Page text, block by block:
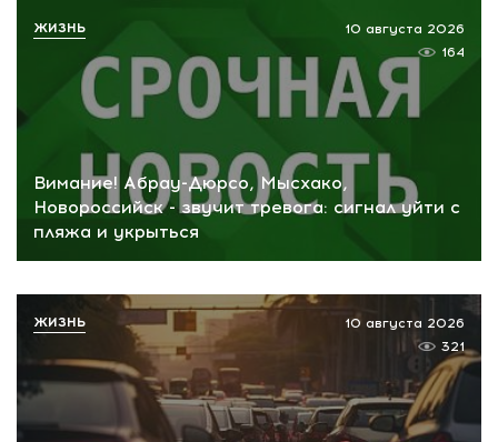
Вимание! Абрау-Дюрсо, Мысхако,
Новороссийск - звучит тревога: сигнал уйти с
пляжа и укрыться
10 августа 2026
164
ЖИЗНЬ
10 августа 2026
321
ЖИЗНЬ